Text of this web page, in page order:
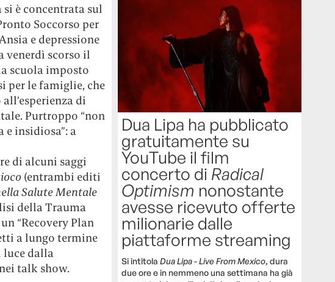
è concentrata sul
Soccorso per
e depressione
venerdì scorso il
scuola imposto
per le famiglie, che
di
Purtroppo “non
e insidiosa”: a
di alcuni saggi
(entrambi editi
Salute Mentale
della Trauma
“Recovery Plan
a lungo termine
luce dalla
talk show.
Dua Lipa ha pubblicato
gratuitamente su
YouTube il film
concerto di Radical
Optimism nonostante
avesse ricevuto offerte
milionarie dalle
piattaforme streaming
Si intitolaDua Lipa - Live From Mexico, dura
due ore e in nemmeno una settimana ha già